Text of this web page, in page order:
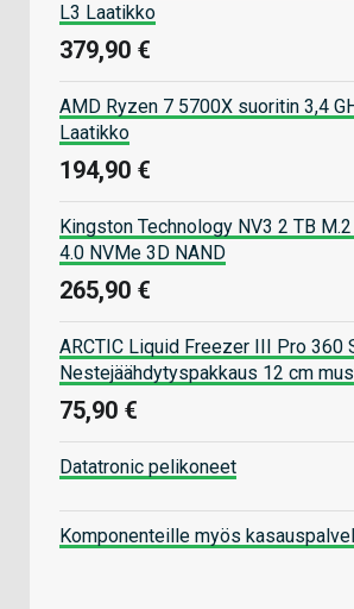
L3 Laatikko
379,90 €
AMD Ryzen 7 5700X suoritin 3,4
Laatikko
194,90 €
Kingston Technology NV3 2 TB
4.0 NVMe 3D NAND
265,90 €
ARCTIC Liquid Freezer III Pro 360
Nestejäähdytyspakkaus 12 cm
75,90 €
Datatronic pelikoneet
Komponenteille myös